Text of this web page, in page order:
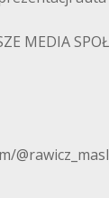
MEDIA